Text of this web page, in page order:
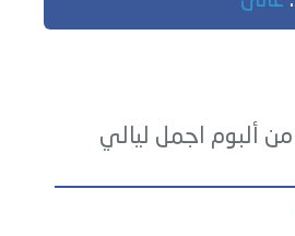
ألبوم اجمل ليالي